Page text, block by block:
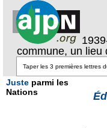
commune, un lieu
Juste parmi les
Nations